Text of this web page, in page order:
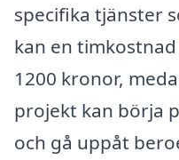
specifika tjänster
kan en
1200 kronor,
projekt kan börja
och gå uppåt